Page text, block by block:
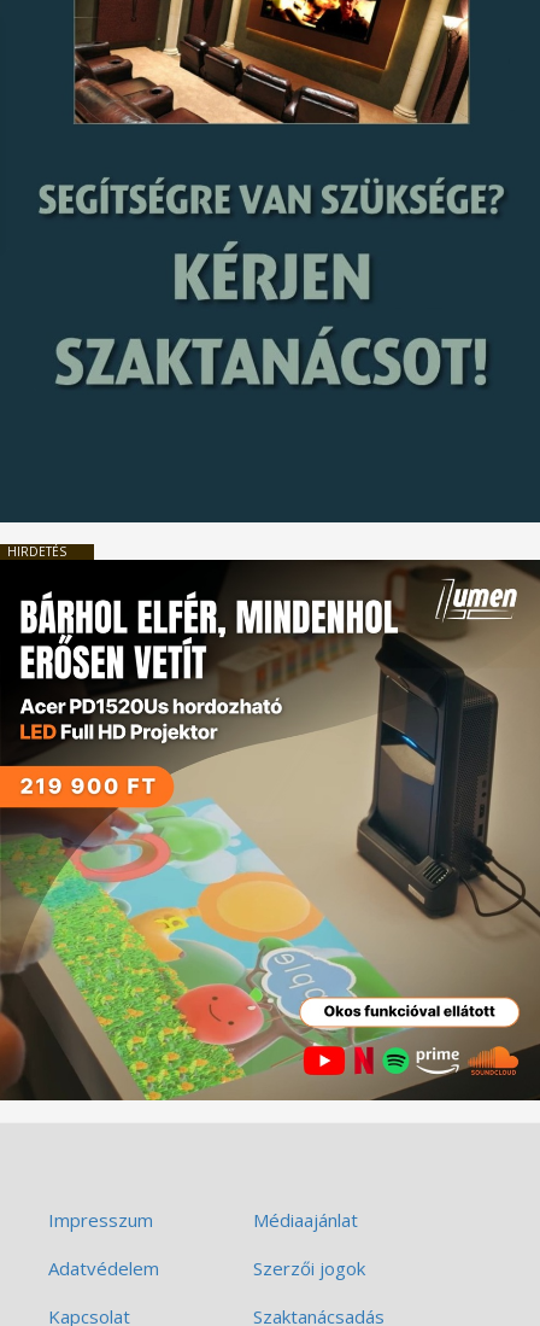
HIRDETÉS
Impresszum
Médiaajánlat
Adatvédelem
Szerzői jogok
Kapcsolat
Szaktanácsadás